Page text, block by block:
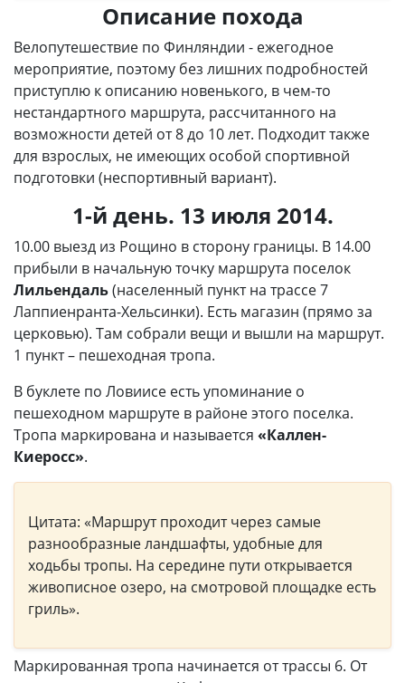
Описание похода
Велопутешествие по Финляндии - ежегодное
мероприятие, поэтому без лишних подробностей
приступлю к описанию новенького, в чем-то
нестандартного маршрута, рассчитанного на
возможности детей от 8 до 10 лет. Подходит также
для взрослых, не имеющих особой спортивной
подготовки (неспортивный вариант).
1-й день. 13 июля 2014.
10.00 выезд из Рощино в сторону границы. В 14.00
прибыли в начальную точку маршрута поселок
Лильендаль(населенный пункт на трассе 7
Лаппиенранта-Хельсинки). Есть магазин (прямо за
церковью). Там собрали вещи и вышли на маршрут.
1 пункт – пешеходная тропа.
В буклете по Ловиисе есть упоминание о
пешеходном маршруте в районе этого поселка.
Тропа маркирована и называется «Каллен-
Киеросс».
Цитата: «Маршрут проходит через самые
разнообразные ландшафты, удобные для
ходьбы тропы. На середине пути открывается
живописное озеро, на смотровой площадке есть
гриль».
Маркированная тропа начинается от трассы 6. От